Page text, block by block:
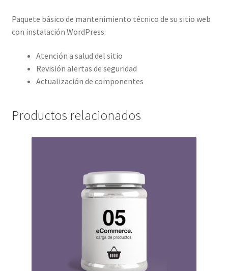
Paquete básico de mantenimiento técnico de su sitio web
con instalación WordPress:
Atención a salud del sitio
Revisión alertas de seguridad
Actualización de componentes
Productos relacionados